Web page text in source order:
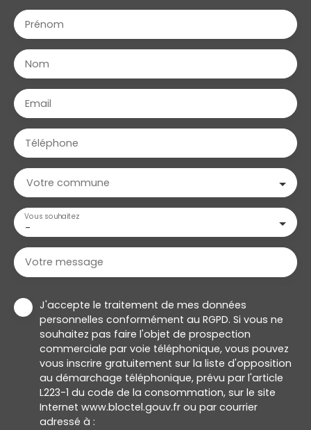
Prénom
Nom
Email
Téléphone
Votre commune
-
Vous souhaitez
Votre message
J'accepte le traitement de mes données
personnelles conformément au RGPD. Si vous ne
souhaitez pas faire l'objet de prospection
commerciale par voie téléphonique, vous pouvez
vous inscrire gratuitement sur la liste d'opposition
au démarchage téléphonique, prévu par l'article
L223-1 du code de la consommation, sur le site
Internet www.bloctel.gouv.fr ou par courrier
adressé à :